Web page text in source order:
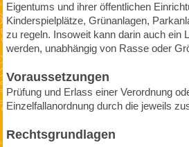
Eigentums und ihrer öffentlichen
Kinderspielplätze, Grünanlagen,
zu regeln. Insoweit kann darin auch ein
werden, unabhängig von Rasse oder
Voraussetzungen
Prüfung und Erlass einer Verordnung
Einzelfallanordnung durch die jeweils
Rechtsgrundlagen